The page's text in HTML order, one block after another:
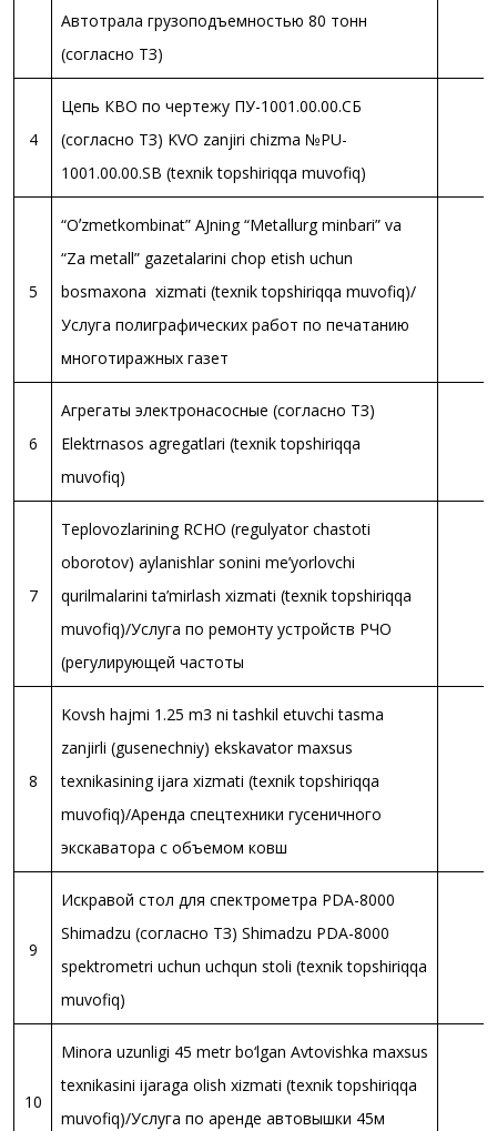
Автотрала грузоподъемностью 80 тонн
(согласно ТЗ)
4
Цепь КВО по чертежу ПУ-1001.00.00.СБ
(согласно ТЗ) KVO zanjiri chizma №PU-
1001.00.00.SB (texnik topshiriqqa muvofiq)
5
“Oʼzmetkombinat” AJning “Metallurg minbari” va
“Za metall” gazetalarini chop etish uchun
bosmaxona xizmati (texnik topshiriqqa muvofiq)/
Услуга полиграфических работ по печатанию
многотиражных газет
6
Агрегаты электронасосные (согласно ТЗ)
Elektrnasos agregatlari (texnik topshiriqqa
muvofiq)
7
Teplovozlarining RCHO (regulyator chastoti
oborotov) aylanishlar sonini me’yorlovchi
qurilmalarini ta’mirlash xizmati (texnik topshiriqqa
muvofiq)/Услуга по ремонту устройств РЧО
(регулирующей частоты
8
Kovsh hajmi 1.25 m3 ni tashkil etuvchi tasma
zanjirli (gusenechniy) ekskavator maxsus
texnikasining ijara xizmati (texnik topshiriqqa
muvofiq)/Аренда спецтехники гусеничного
экскаватора с объемом ковш
9
Искравой стол для спектрометра PDA-8000
Shimadzu (согласно ТЗ) Shimadzu PDA-8000
spektrometri uchun uchqun stoli (texnik topshiriqqa
muvofiq)
10
Minora uzunligi 45 metr bo‘lgan Avtovishka maxsus
texnikasini ijaraga olish xizmati (texnik topshiriqqa
muvofiq)/Услуга по аренде автовышки 45м